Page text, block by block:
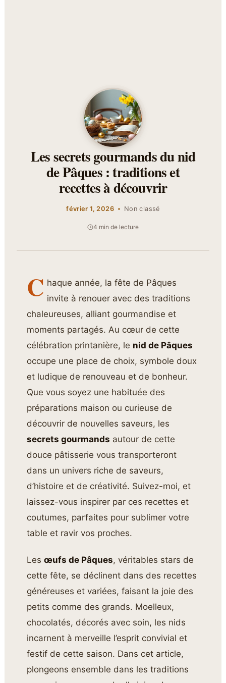
Les secrets gourmands du nid
de Pâques : traditions et
recettes à découvrir
février 1, 2026 Non classé
4 min de lecture
C haque année, la fête de Pâques
invite à renouer avec des traditions
chaleureuses, alliant gourmandise et
moments partagés. Au cœur de cette
célébration printanière, le nid de Pâques
occupe une place de choix, symbole doux
et ludique de renouveau et de bonheur.
Que vous soyez une habituée des
préparations maison ou curieuse de
découvrir de nouvelles saveurs, les
secrets gourmands autour de cette
douce pâtisserie vous transporteront
dans un univers riche de saveurs,
d’histoire et de créativité. Suivez-moi, et
laissez-vous inspirer par ces recettes et
coutumes, parfaites pour sublimer votre
table et ravir vos proches.
Lesœufs de Pâques, véritables stars de
cette fête, se déclinent dans des recettes
généreuses et variées, faisant la joie des
petits comme des grands. Moelleux,
chocolatés, décorés avec soin, les nids
incarnent à merveille l’esprit convivial et
festif de cette saison. Dans cet article,
plongeons ensemble dans les traditions